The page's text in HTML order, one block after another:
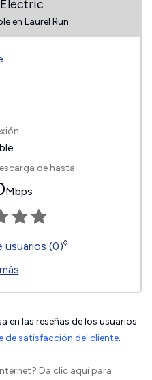
en Laurel Run
de hasta
Mbps
usuarios (0)◊
en las reseñas de los usuarios
de satisfacción del cliente.
Da clic aquípara